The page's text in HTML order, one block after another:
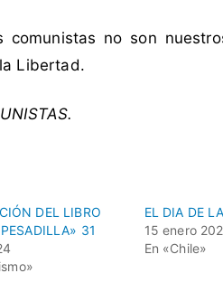
no son
Libertad.
DEL LIBRO
31
EL DIA DE
15 enero
En «Chile»